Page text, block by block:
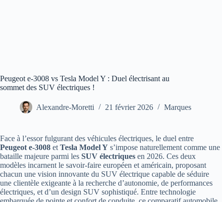
Peugeot e-3008 vs Tesla Model Y : Duel électrisant au
sommet des SUV électriques !
Alexandre-Moretti 21 février 2026 Marques
Face à l’essor fulgurant des véhicules électriques, le duel entre
Peugeot e-3008 et Tesla Model Y s’impose naturellement comme une
bataille majeure parmi les SUV électriques en 2026. Ces deux
modèles incarnent le savoir-faire européen et américain, proposant
chacun une vision innovante du SUV électrique capable de séduire
une clientèle exigeante à la recherche d’autonomie, de performances
électriques, et d’un design SUV sophistiqué. Entre technologie